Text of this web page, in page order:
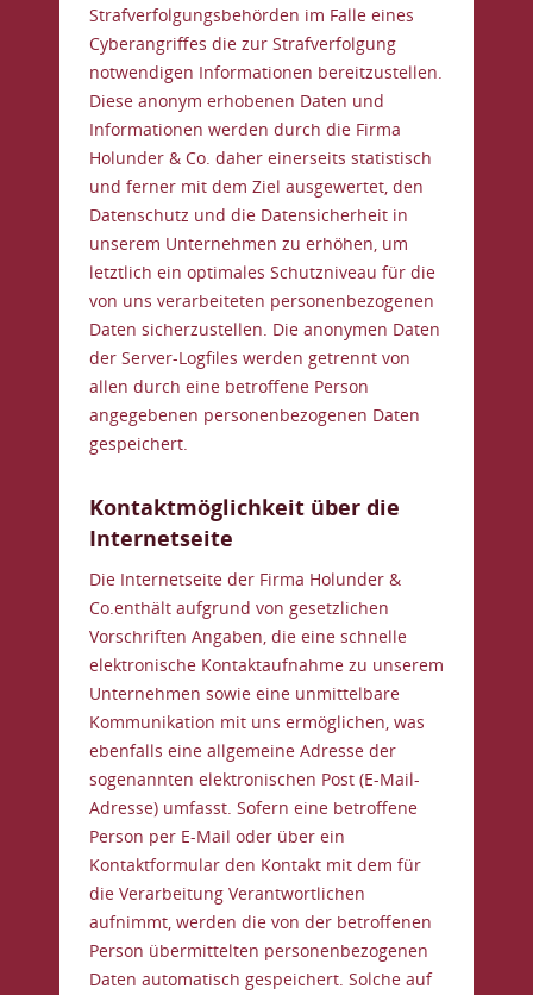
Strafverfolgungsbehörden im Falle eines
Cyberangriffes die zur Strafverfolgung
notwendigen Informationen bereitzustellen.
Diese anonym erhobenen Daten und
Informationen werden durch die Firma
Holunder & Co. daher einerseits statistisch
und ferner mit dem Ziel ausgewertet, den
Datenschutz und die Datensicherheit in
unserem Unternehmen zu erhöhen, um
letztlich ein optimales Schutzniveau für die
von uns verarbeiteten personenbezogenen
Daten sicherzustellen. Die anonymen Daten
der Server-Logfiles werden getrennt von
allen durch eine betroffene Person
angegebenen personenbezogenen Daten
gespeichert.
Kontaktmöglichkeit über die
Internetseite
Die Internetseite der Firma Holunder &
Co.enthält aufgrund von gesetzlichen
Vorschriften Angaben, die eine schnelle
elektronische Kontaktaufnahme zu unserem
Unternehmen sowie eine unmittelbare
Kommunikation mit uns ermöglichen, was
ebenfalls eine allgemeine Adresse der
sogenannten elektronischen Post (E-Mail-
Adresse) umfasst. Sofern eine betroffene
Person per E-Mail oder über ein
Kontaktformular den Kontakt mit dem für
die Verarbeitung Verantwortlichen
aufnimmt, werden die von der betroffenen
Person übermittelten personenbezogenen
Daten automatisch gespeichert. Solche auf